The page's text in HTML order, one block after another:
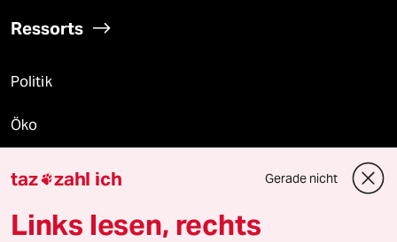
Ressorts
Politik
Öko
Gesellschaft
Kultur
taz zahl ich Gerade nicht
Links lesen, rechts